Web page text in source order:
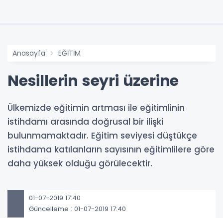
Anasayfa EĞİTİM
Nesillerin seyri üzerine
Ülkemizde eğitimin artması ile eğitimlinin
istihdamı arasında doğrusal bir ilişki
bulunmamaktadır. Eğitim seviyesi düştükçe
istihdama katılanların sayısının eğitimlilere göre
daha yüksek olduğu görülecektir.
01-07-2019 17:40
Güncelleme : 01-07-2019 17:40